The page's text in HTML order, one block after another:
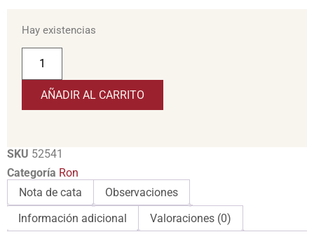
Hay existencias
AÑADIR AL CARRITO
SKU 52541
Categoría Ron
Nota de cata
Observaciones
Información adicional
Valoraciones (0)